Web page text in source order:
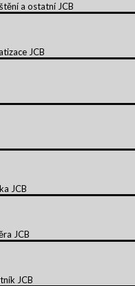
a ostatní JCB
JCB
JCB
JCB
JCB